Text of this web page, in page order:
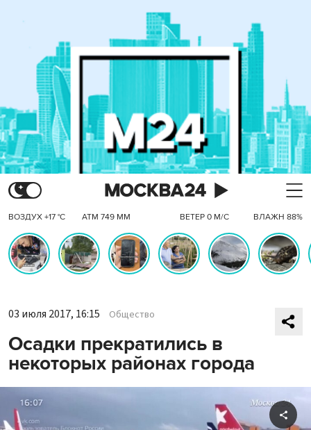
ВОЗДУХ +17 °C АТМ 749 ММ ВЕТЕР 0 М/С ВЛАЖН 88%
03 июля 2017, 16:15 Общество
Осадки прекратились в
некоторых районах города